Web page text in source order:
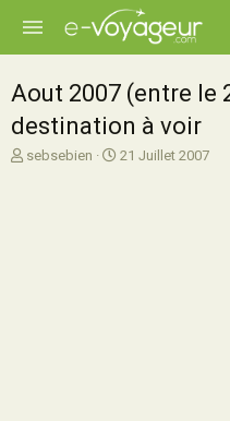
Aout 2007 (entre le
destination à voir
A
sebsebien
D
21 Juillet 2007